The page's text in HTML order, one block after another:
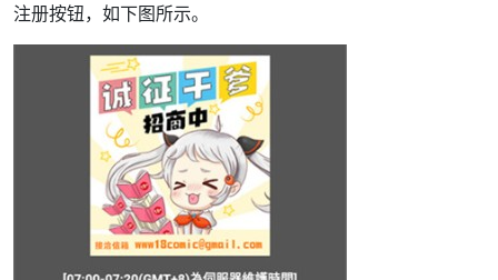
注册按钮，如下图所示。